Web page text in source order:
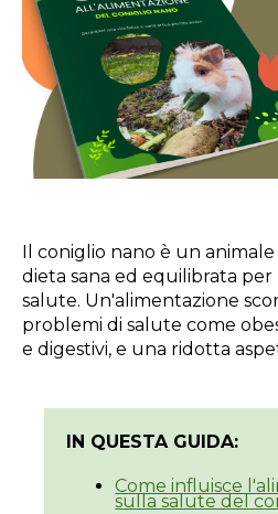
Il coniglio nano è un
dieta sana ed equilibrata
salute. Un'alimentazione
problemi di salute come
e digestivi, e una ridotta
IN QUESTA GUIDA:
Come influisce
sulla salute del